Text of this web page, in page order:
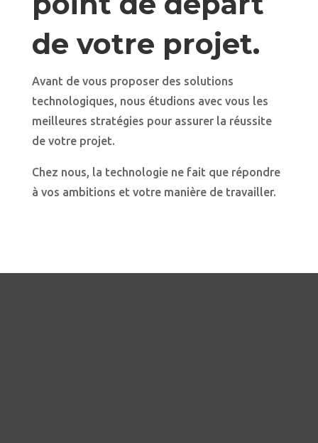
de votre projet.
Avant de vous proposer des solutions
technologiques, nous étudions avec vous les
meilleures stratégies pour assurer la réussite
de votre projet.
Chez nous, la technologie ne fait que répondre
à vos ambitions et votre manière de travailler.